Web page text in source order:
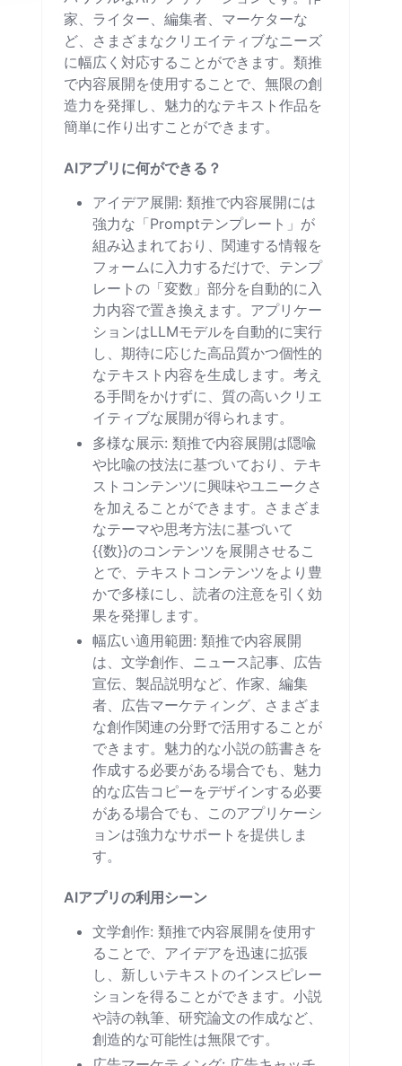
家、ライター、編集者、マーケターな
ど、さまざまなクリエイティブなニーズ
に幅広く対応することができます。類推
で内容展開を使用することで、無限の創
造力を発揮し、魅力的なテキスト作品を
簡単に作り出すことができます。
AIアプリに何ができる？
アイデア展開: 類推で内容展開には
強力な「Promptテンプレート」が
組み込まれており、関連する情報を
フォームに入力するだけで、テンプ
レートの「変数」部分を自動的に入
力内容で置き換えます。アプリケー
ションはLLMモデルを自動的に実行
し、期待に応じた高品質かつ個性的
なテキスト内容を生成します。考え
る手間をかけずに、質の高いクリエ
イティブな展開が得られます。
多様な展示: 類推で内容展開は隠喩
や比喩の技法に基づいており、テキ
ストコンテンツに興味やユニークさ
を加えることができます。さまざま
なテーマや思考方法に基づいて
{{数}}のコンテンツを展開させるこ
とで、テキストコンテンツをより豊
かで多様にし、読者の注意を引く効
果を発揮します。
幅広い適用範囲: 類推で内容展開
は、文学創作、ニュース記事、広告
宣伝、製品説明など、作家、編集
者、広告マーケティング、さまざま
な創作関連の分野で活用することが
できます。魅力的な小説の筋書きを
作成する必要がある場合でも、魅力
的な広告コピーをデザインする必要
がある場合でも、このアプリケーシ
ョンは強力なサポートを提供しま
す。
AIアプリの利用シーン
文学創作: 類推で内容展開を使用す
ることで、アイデアを迅速に拡張
し、新しいテキストのインスピレー
ションを得ることができます。小説
や詩の執筆、研究論文の作成など、
創造的な可能性は無限です。